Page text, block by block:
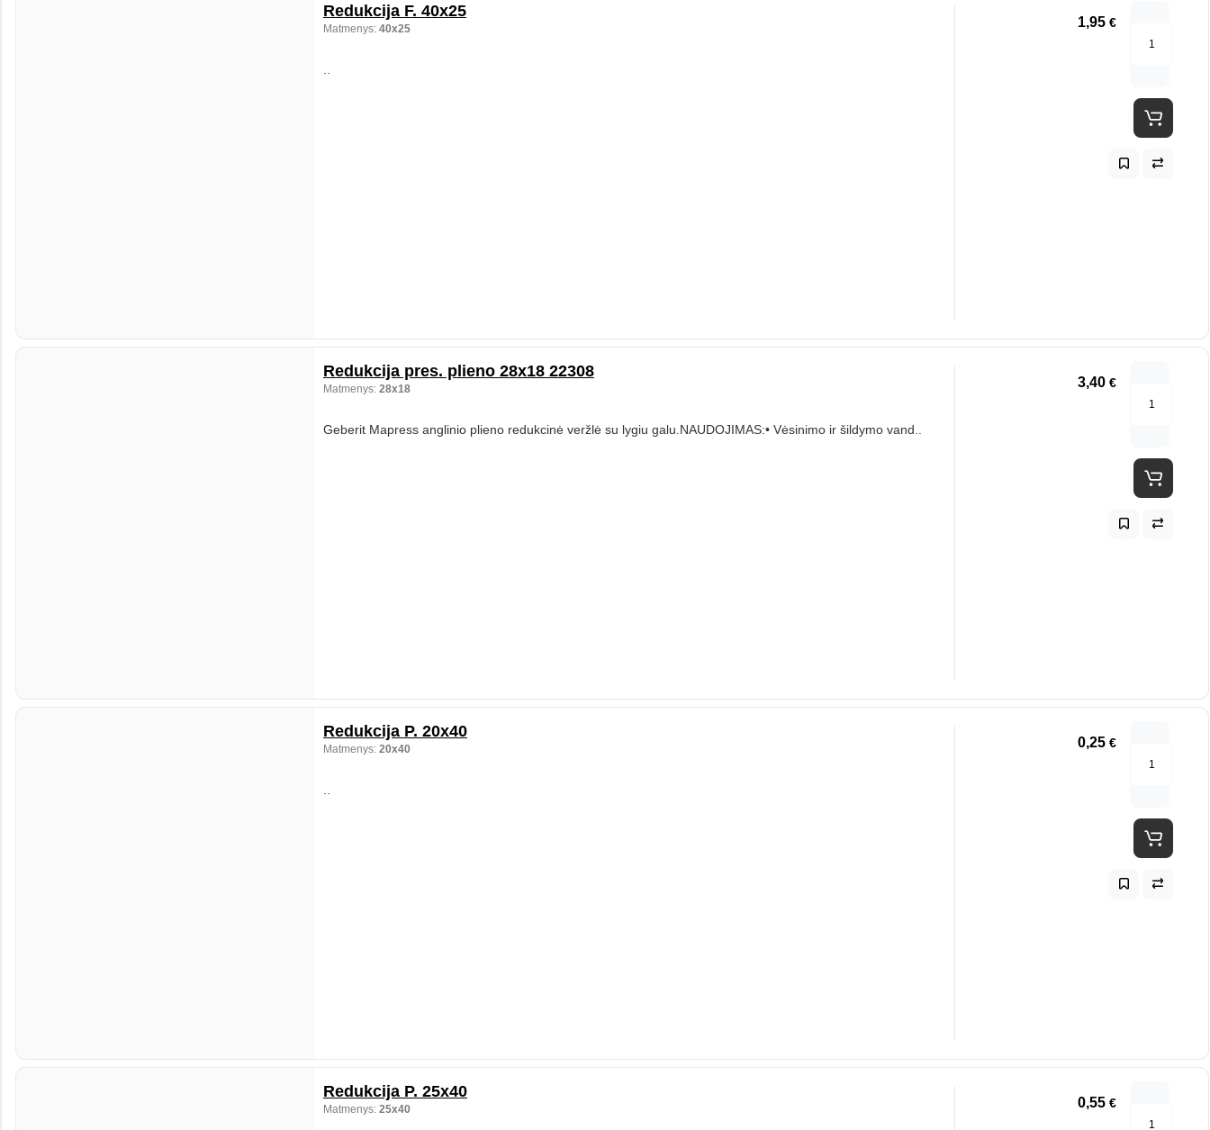
Redukcija F. 40x25
Matmenys: 40x25 1,95 €
Redukcija pres. plieno 28x18 22308
Matmenys: 28x18
Geberit Mapress anglinio plieno redukcinė veržlė su lygiu galu.NAUDOJIMAS:• Vėsinimo ir šildymo vand..
3,40 €
Redukcija P. 20x40
Matmenys: 20x40 0,25 €
Redukcija P. 25x40
Matmenys: 25x40 0,55 €